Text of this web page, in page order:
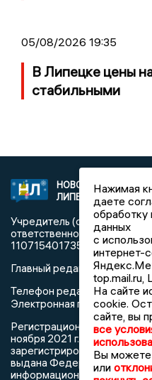
05/08/2026 19:35
В Липецке цены
стабильными
НОВОСТИ
ЛИПЕЦКА
2021 ©
Учредитель
ответственностью
1107154017354)
Главный редактор: Герцог
Телефон редакции: +7 903
Электронная почта
Регистрационный номер:
ноября 2021 г. согласно
зарегистрированных
выдана Федеральной
информационных
Нажимая
даете
обработку
данных
с
интернет-
top.mail.ru,
На сайте
cookie.
сайте, вы
все
Вы можете
или